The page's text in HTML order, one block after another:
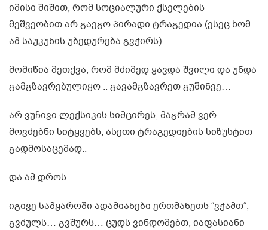
იმისი შიშით, რომ სოციალური ქსელების
მეშვეობით არ გაეგო პირადი ტრაგედია.(ესეც ხომ
ამ საუკუნის უბედურება გვჭირს).
მომიწია მეთქვა, რომ მძიმედ ყავდა შვილი და უნდა
გამგზავრებულიყო .. გავამგზავრეთ გუშინვე…
არ ვუჩივი ლექსიკის სიმცირეს, მაგრამ ვერ
მოვძებნი სიტყვებს, ასეთი ტრაგედიების სიზუსტით
გადმოსაცემად..
და ამ დროს
იგივე სამყაროში ადამიანები ერთმანეთს “ვჭამთ“,
გვძულს… გვშურს… ცუდს ვინდომებთ, იაფასიანი